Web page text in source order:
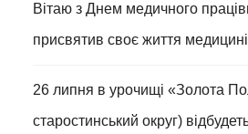
Вітаю з Днем медичного
присвятив своє життя медицині
26 липня в урочищі «Золота
старостинський округ)